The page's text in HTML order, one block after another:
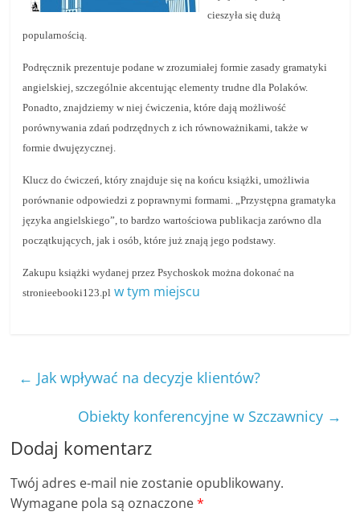
l
n
i
a
,
r
t
y
k
ł
n
o
r
a
c
cieszyła się dużą
popularnością.
Podręcznik prezentuje podane w zrozumiałej formie zasady gramatyki
angielskiej, szczególnie akcentując elementy trudne dla Polaków.
Ponadto, znajdziemy w niej ćwiczenia, które dają możliwość
porównywania zdań podrzędnych z ich równoważnikami, także w
formie dwujęzycznej.
Klucz do ćwiczeń, który znajduje się na końcu książki, umożliwia
porównanie odpowiedzi z poprawnymi formami. „Przystępna gramatyka
języka angielskiego”, to bardzo wartościowa publikacja zarówno dla
początkujących, jak i osób, które już znają jego podstawy.
Zakupu książki wydanej przez Psychoskok można dokonać na
stronieebooki123.pl w tym miejscu
← Jak wpływać na decyzje klientów?
Obiekty konferencyjne w Szczawnicy →
Dodaj komentarz
Twój adres e-mail nie zostanie opublikowany.
Wymagane pola są oznaczone*